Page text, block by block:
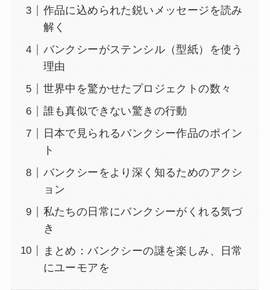
作品に込められた鋭いメッセージを読み
解く
バンクシーがステンシル（型紙）を使う
理由
世界中を驚かせたプロジェクトの数々
誰も真似できない驚きの行動
日本で見られるバンクシー作品のポイン
ト
バンクシーをより深く知るためのアクシ
ョン
私たちの日常にバンクシーがくれる気づ
き
まとめ：バンクシーの謎を楽しみ、日常
にユーモアを